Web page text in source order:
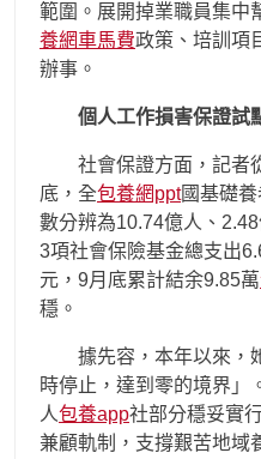
範圍。展開掉業職員集中
養網車馬費政策、培訓項
辦事。
個人工作損害保證試
社會保證方面，記者
底，全包養網ppt國基礎
數分辨為10.74億人、
3項社會保險基金總支出
元，9月底累計結余9.85萬
穩。
據先容，本年以來，
時停止，達到零的境界」
人包養app社部分穩妥實
兼顧軌制，支撐艱苦地域